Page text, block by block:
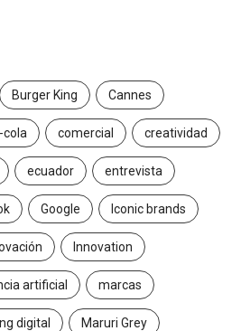
Burger King Cannes
cola comercial creatividad
ecuador entrevista
Google Iconic brands
Innovation
artificial marcas
digital Maruri Grey